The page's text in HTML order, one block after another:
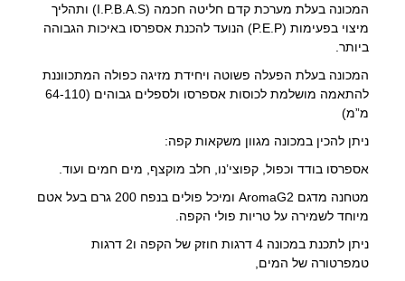
המכונה בעלת מערכת קדם חליטה חכמה (I.P.B.A.S) ותהליך
מיצוי בפעימות (P.E.P) הנועד להכנת אספרסו באיכות הגבוהה
ביותר.
המכונה בעלת הפעלה פשוטה ויחידת מזיגה כפולה המתכווננת
להתאמה מושלמת לכוסות אספרסו ולספלים גבוהים (64-110
מ”מ)
ניתן להכין במכונה מגוון משקאות קפה:
אספרסו בודד וכפול, קפוצי’נו, חלב מוקצף, מים חמים ועוד.
מטחנה מדגם AromaG2 ומיכל פולים בנפח 200 גרם בעל אטם
מיוחד לשמירה על טריות פולי הקפה.
ניתן לתכנת במכונה 4 דרגות חוזק של הקפה ו2 דרגות
טמפרטורה של המים,